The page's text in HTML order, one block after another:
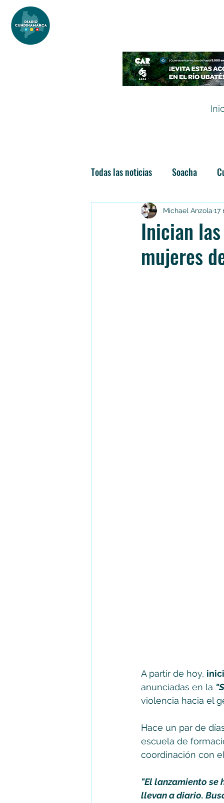
Todas las noticias Soacha
Las nuevas soachunidades
Inician
mujeres
Michael Anzola 17
A partir de hoy,
anunciadas en la
violencia hacia el
Hace un par de
escuela de
coordinación con
"El lanzamiento se
llevan a diario.